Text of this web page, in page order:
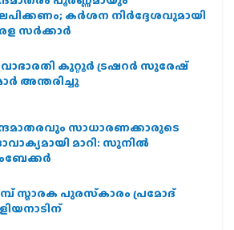
കർശന നിർദ്ദേശവുമായി
സർക്കാർ
കുറ്റൂർ ട്രഷറർ സുരേഷ്
അന്തരിച്ചു
സാധാരണക്കാരുടെ
മാറി: സുനിൽ
സ്മാരക പുരസ്‌കാരം പ്രമോദ്